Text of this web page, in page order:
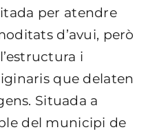
per atendre
d’avui, però
i
que delaten
Situada a
del municipi de